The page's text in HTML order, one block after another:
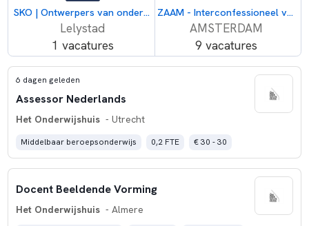
SKO | Ontwerpers van onderwijs
Lelystad
1 vacatures
ZAAM - Interconfessioneel voortgezet onderwijs
AMSTERDAM
9 vacatures
6 dagen geleden
Assessor Nederlands
Het Onderwijshuis - Utrecht
Middelbaar beroepsonderwijs 0,2 FTE € 30 - 30
Docent Beeldende Vorming
Het Onderwijshuis - Almere